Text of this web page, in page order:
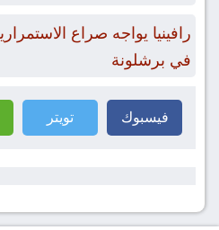
رافينيا يواجه صراع
في برشلونة
فيسبوك تويتر